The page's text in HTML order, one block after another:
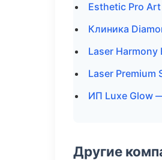
Esthetic Pro
Клиника
Laser
Laser Premium
ИП Luxe Glow
Другие